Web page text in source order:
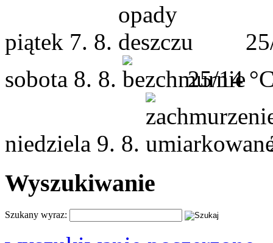
piątek 7. 8.
sobota 8. 8. 25/14
niedziela 9. 8.
Wyszukiwanie
Szukany wyraz: